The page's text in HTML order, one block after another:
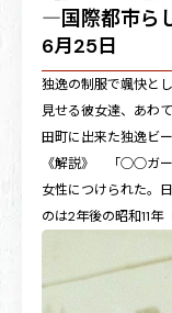
―国際都市
6月25日
独逸の制服で颯快と
見せる彼女達、あわ
田町に出来た独逸ビ
《解説》 「○○ガー
女性につけられた。
のは2年後の昭和11年